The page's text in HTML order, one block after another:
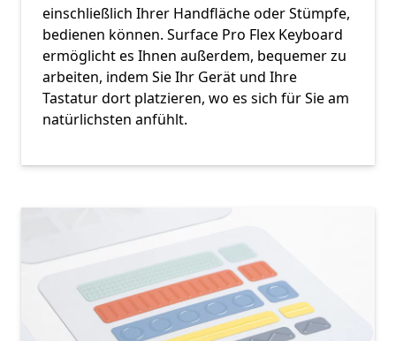
einschließlich Ihrer Handfläche oder Stümpfe,
bedienen können. Surface Pro Flex Keyboard
ermöglicht es Ihnen außerdem, bequemer zu
arbeiten, indem Sie Ihr Gerät und Ihre
Tastatur dort platzieren, wo es sich für Sie am
natürlichsten anfühlt.